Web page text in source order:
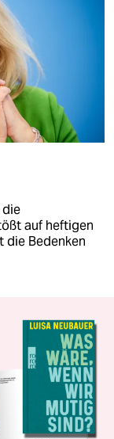
auf heftigen
die Bedenken